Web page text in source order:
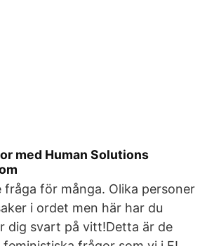
med Human Solutions
fråga för många. Olika personer
i ordet men här har du
dig svart på vitt!Detta är de